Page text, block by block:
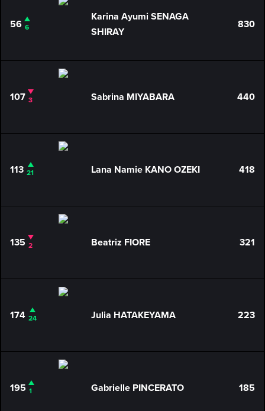
56 6
Karina Ayumi SENAGA
SHIRAY
830
107 3 Sabrina MIYABARA 440
113 21 Lana Namie KANO OZEKI 418
135 2 Beatriz FIORE 321
174 24 Julia HATAKEYAMA 223
195 1 Gabrielle PINCERATO 185